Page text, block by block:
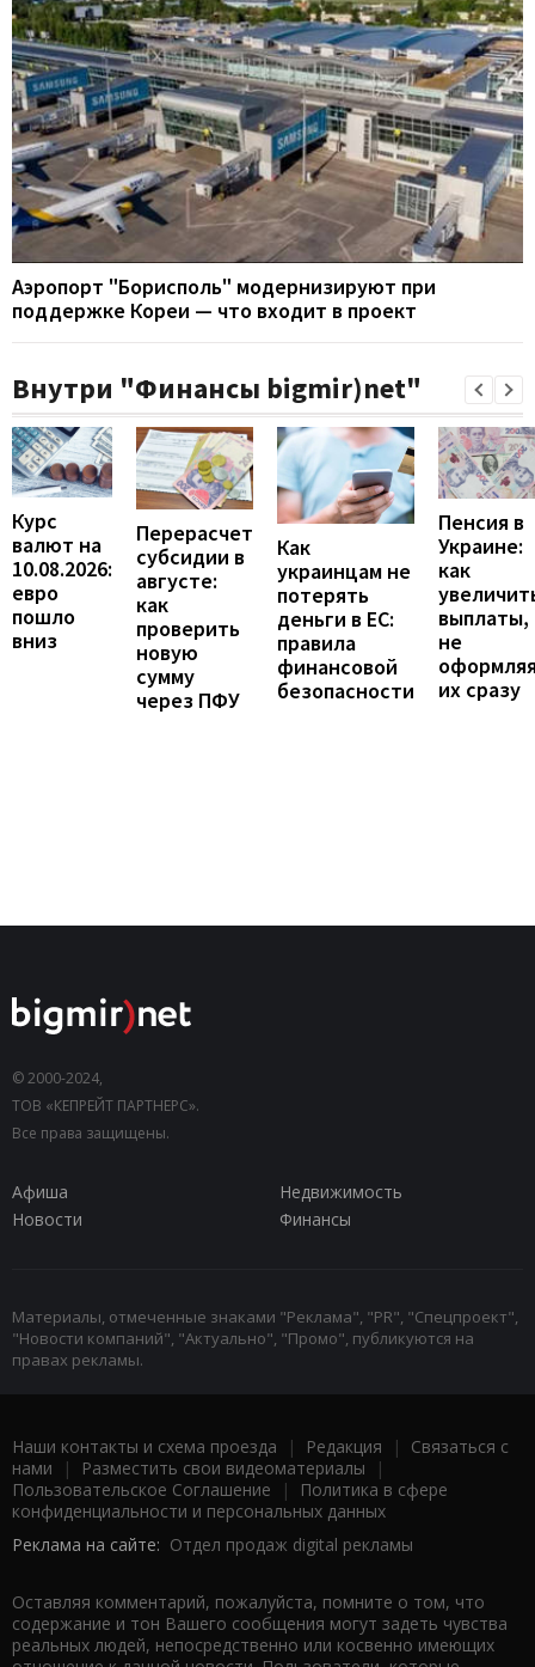
Аэропорт "Борисполь" модернизируют при
поддержке Кореи — что входит в проект
Внутри "Финансы bigmir)net"
Курс
валют на
10.08.2026:
евро
пошло
вниз
Перерасчет
субсидии в
августе:
как
проверить
новую
сумму
через ПФУ
Как
украинцам не
потерять
деньги в ЕС:
правила
финансовой
безопасности
Пенсия в
Украине:
как
выплаты,
не
их сразу
© 2000-2024,
ТОВ «КЕПРЕЙТ ПАРТНЕРС».
Все права защищены.
Афиша
Недвижимость
Новости
Финансы
Материалы, отмеченные знаками "Реклама", "PR", "Спецпроект",
"Новости компаний", "Актуально", "Промо", публикуются на
правах рекламы.
Наши контакты и схема проезда | Редакция | Связаться с
нами | Разместить свои видеоматериалы |
Пользовательское Соглашение |
Политика в сфере
конфиденциальности и персональных данных
Реклама на сайте: Отдел продаж digital рекламы
Оставляя комментарий, пожалуйста, помните о том, что
содержание и тон Вашего сообщения могут задеть чувства
реальных людей, непосредственно или косвенно имеющих